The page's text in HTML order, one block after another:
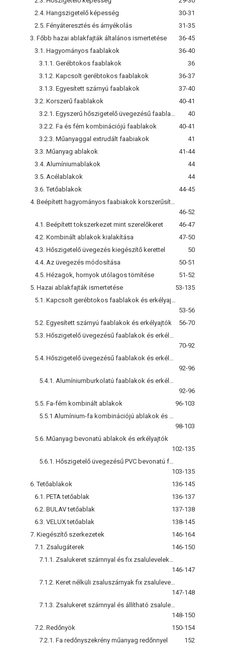
2.4. Hangszigetelő képesség
30-31
2.5. Fényáteresztés és árnyékolás
31-35
3. Főbb hazai ablakfajták általános ismertetése
36-45
3.1. Hagyományos faablakok
36-40
3.1.1. Gerébtokos faablakok
36
3.1.2. Kapcsolt gerébtokos faablakok
36-37
3.1.3. Egyesített szárnyú faablakok
37-40
3.2. Korszerű faablakok
40-41
40
3.2.2. Fa és fém kombinációjú faablakok
40-41
3.2.3. Műanyaggal extrudált faabiakok
41
3.3. Műanyag ablakok
41-44
3.4. Alumíniumablakok
44
3.5. Acélablakok
44
3.6. Tetőablakok
44-45
46-52
4.1. Beépített tokszerkezet mint szerelőkeret
46-47
4.2. Kombinált ablakok kialakítása
47-50
4.3. Hőszigetelő üvegezés kiegészítő kerettel
50
4.4. Az üvegezés módosítása
50-51
4.5. Hézagok, hornyok utólagos tömítése
51-52
5. Hazai ablakfajták ismertetése
53-135
53-56
5.2. Egyesített szárnyú faablakok és erkélyajtók
56-70
70-92
92-96
92-96
5.5. Fa-fém kombinált ablakok
96-103
98-103
5.6. Műanyag bevonatú ablakok és erkélyajtók
102-135
103-135
6. Tetőablakok
136-145
6.1. PETA tetőablak
136-137
6.2. BULAV tetőablak
137-138
6.3. VELUX tetőablak
138-145
7. Kiegészítő szerkezetek
146-164
7.1. Zsalugáterek
146-150
146-147
147-148
148-150
7.2. Redőnyök
150-154
7.2.1. Fa redőnyszekrény műanyag redőnnyel
152